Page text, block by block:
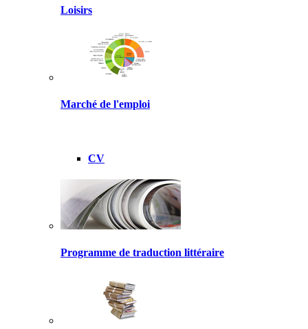
Loisirs
Marché de l'emploi
CV
Programme de traduction littéraire